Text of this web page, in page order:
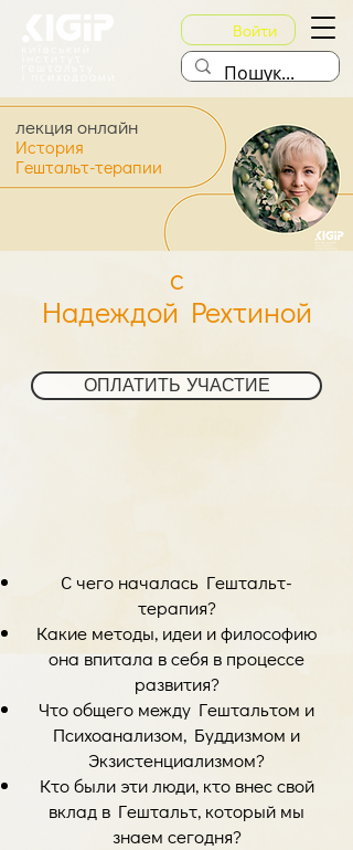
Войти
лекция онлайн
История
Гештальт-терапии
с
Надеждой Рехтиной
ОПЛАТИТЬ УЧАСТИЕ
С чего началась Гештальт-
терапия?
Какие методы, идеи и философию
она впитала в себя в процессе
развития?
Что общего между Гештальтом и
Психоанализом, Буддизмом и
Экзистенциализмом?
Кто были эти люди, кто внес свой
вклад в Гештальт, который мы
знаем сегодня?